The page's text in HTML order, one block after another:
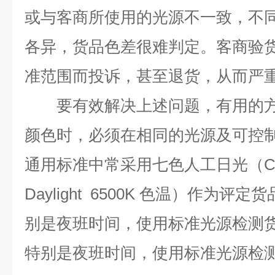
或与客商所使用的光源不一致，不
各异，货品色差很难判定。客商验
准范围而投诉，甚至退货，从而严
要有效解决上述问题，有用的
颜色时，必须在相同的光源及可控
通用标准中常采用七色人工日光（
Daylight 6500K 色温）作为评定货
别是夜班时间，使用标准光源检测
特别是夜班时间，使用标准光源检